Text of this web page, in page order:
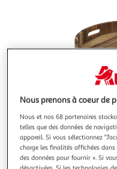
Nous prenons à coeur de
Nous et nos 68 partenaires
telles que des données de
appareil. Si vous sélectionnez
charge les finalités affichées
des données pour fournir ». Si